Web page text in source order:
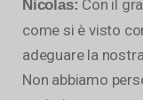
Nicolas: Con il
come si è visto
adeguare la
Non abbiamo